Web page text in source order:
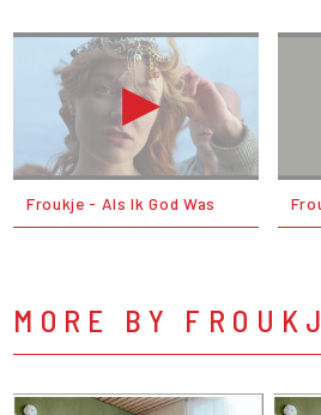
Froukje - Als Ik God Was
MORE BY